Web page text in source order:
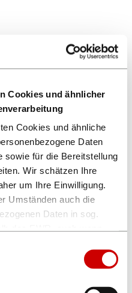
Cookies und ähnlicher
Cookies und ähnliche
Daten
sowie für die Bereitstellung
Wir schätzen Ihre
um Ihre Einwilligung.
Umständen auch die
Daten in sog.
ist. Es besteht u.a. das
auf die verarbeiteten